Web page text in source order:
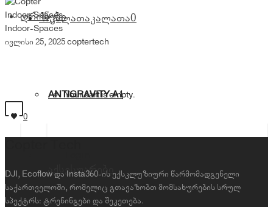
კალათაკალათა0
Your cart is empty.
დრონები
ANTIGRAVITY A1
აქსესუარები
Indoor-Spaces
Indoor-Spaces
ივლისი 25, 2025coptertech
0
DJI, Ecoflow და Insta360-ის ექსკლუზიური წარმომადგენელი
საქართველოში, რომელიც გთავაზობთ მომსახურების სრულ
სპექტრს: ტრენინგები და შეკეთება.